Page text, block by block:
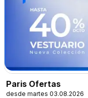
Paris Ofertas
desde martes 03.08.2026